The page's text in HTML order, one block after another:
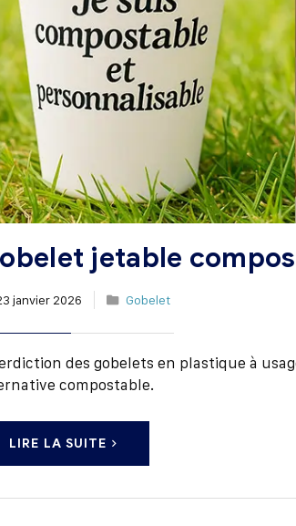
jetable
janvier 2026 Gobelet
des gobelets en plastique à
compostable.
LIRE LA SUITE